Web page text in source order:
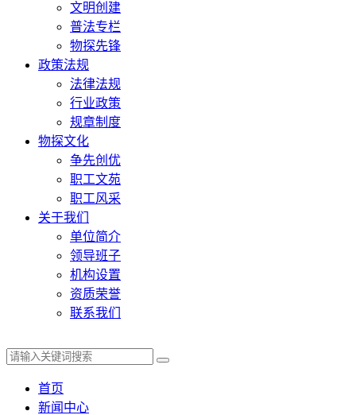
文明创建
普法专栏
物探先锋
政策法规
法律法规
行业政策
规章制度
物探文化
争先创优
职工文苑
职工风采
关于我们
单位简介
领导班子
机构设置
资质荣誉
联系我们
首页
新闻中心